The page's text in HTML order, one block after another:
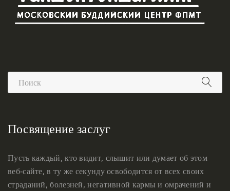
Посвящение заслуг
Пусть каждый, кто видит, слышит или думает об этом
веб-сайте, в ту же секунду освободится от всех своих
страданий, болезней, негативной кармы и омрачений и